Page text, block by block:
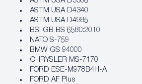
ASTM USA D4340
ASTM USA D4985
BSI GB BS 6580:2010
NATO S-759
BMW GS 94000
CHRYSLER MS-7170
FORD ESE-M978B4H-A
FORD AF Plus